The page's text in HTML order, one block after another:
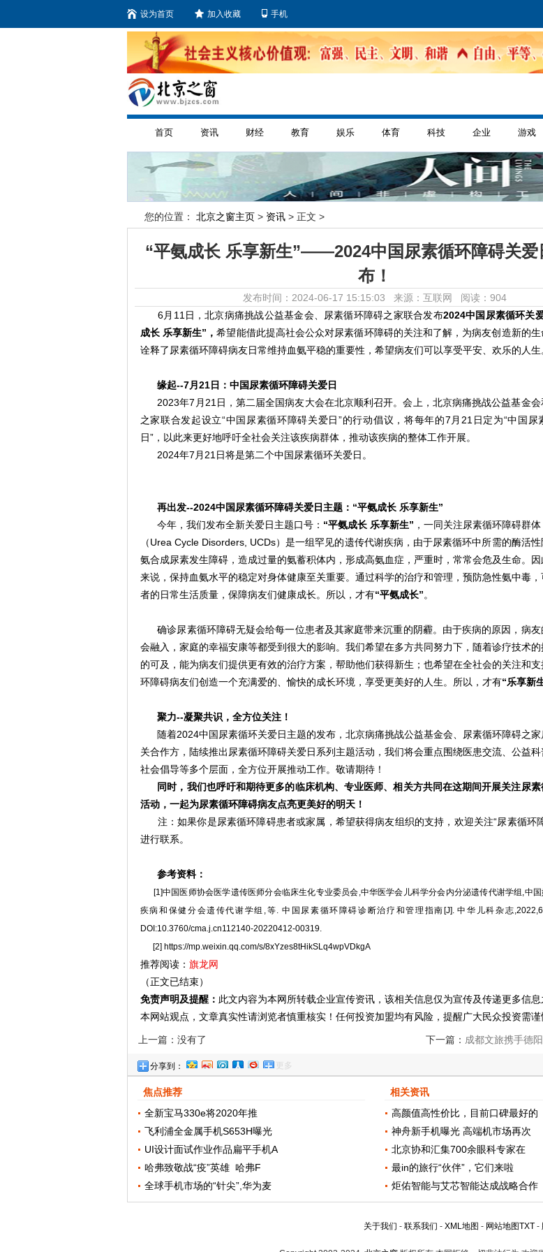
设为首页 加入收藏 手机
首页 资讯 财经 教育 娱乐 体育 科技 企业 游戏
您的位置： 北京之窗主页 > 资讯 > 正文 >
“平氨成长 乐享新生”——2024中国尿素循环障碍关爱
布！
发布时间：2024-06-17 15:15:03 来源：互联网 阅读：904
6月11日，北京病痛挑战公益基金会、尿素循环障碍之家联合发布2024中国尿素循环关
成长 乐享新生”，希望能借此提高社会公众对尿素循环障碍的关注和了解，为病友创造新的
诠释了尿素循环障碍病友日常维持血氨平稳的重要性，希望病友们可以享受平安、欢乐的人生
缘起--7月21日：中国尿素循环障碍关爱日
2023年7月21日，第二届全国病友大会在北京顺利召开。会上，北京病痛挑战公益基金
之家联合发起设立“中国尿素循环障碍关爱日”的行动倡议，将每年的7月21日定为“中国尿
日”，以此来更好地呼吁全社会关注该疾病群体，推动该疾病的整体工作开展。
2024年7月21日将是第二个中国尿素循环关爱日。
再出发--2024中国尿素循环障碍关爱日主题：“平氨成长 乐享新生”
今年，我们发布全新关爱日主题口号： “平氨成长 乐享新生” ，一同关注尿素循环障碍群
（Urea Cycle Disorders, UCDs）是一组罕见的遗传代谢疾病，由于尿素循环中所需的酶活
氨合成尿素发生障碍，造成过量的氨蓄积体内，形成高氨血症，严重时，常常会危及生命。
来说，保持血氨水平的稳定对身体健康至关重要。通过科学的治疗和管理，预防急性氨中毒
者的日常生活质量，保障病友们健康成长。所以，才有“平氨成长”。
确诊尿素循环障碍无疑会给每一位患者及其家庭带来沉重的阴霾。由于疾病的原因，病
会融入，家庭的幸福安康等都受到很大的影响。我们希望在多方共同努力下，随着诊疗技术
的可及，能为病友们提供更有效的治疗方案，帮助他们获得新生；也希望在全社会的关注和
环障碍病友们创造一个充满爱的、愉快的成长环境，享受更美好的人生。所以，才有“乐享新
聚力--凝聚共识，全方位关注！
随着2024中国尿素循环关爱日主题的发布，北京病痛挑战公益基金会、尿素循环障碍之
关合作方，陆续推出尿素循环障碍关爱日系列主题活动，我们将会重点围绕医患交流、公益科
社会倡导等多个层面，全方位开展推动工作。敬请期待！
同时，我们也呼吁和期待更多的临床机构、专业医师、相关方共同在这期间开展关注尿
活动，一起为尿素循环障碍病友点亮更美好的明天！
注：如果你是尿素循环障碍患者或家属，希望获得病友组织的支持，欢迎关注“尿素循环
进行联系。
参考资料：
[1]中国医师协会医学遗传医师分会临床生化专业委员会,中华医学会儿科学分会内分泌遗传代谢学组,中
疾病和保健分会遗传代谢学组,等. 中国尿素循环障碍诊断治疗和管理指南[J]. 中华儿科杂志
DOI:10.3760/cma.j.cn112140-20220412-00319.
[2] https://mp.weixin.qq.com/s/8xYzes8tHikSLq4wpVDkgA
推荐阅读： 旗龙网
（正文已结束）
免责声明及提醒： 此文内容为本网所转载企业宣传资讯，该相关信息仅为宣传及传递更多信
本网站观点，文章真实性请浏览者慎重核实！任何投资加盟均有风险，提醒广大民众投资需谨
上一篇：没有了 下一篇： 成都文旅携手德
分享到： 更多
焦点推荐
全新宝马330e将2020年推
飞利浦全金属手机S653H曝光
UI设计面试作业作品扁平手机A
哈弗致敬战“疫”英雄 哈弗F
全球手机市场的“针尖”,华为麦
相关资讯
高颜值高性价比，目前口碑最好的
神舟新手机曝光 高端机市场再次
北京协和汇集700余眼科专家在
最in的旅行“伙伴”，它们来啦
炬佑智能与艾芯智能达成战略合作
关于我们 - 联系我们 - XML地图 - 网站地图TXT-